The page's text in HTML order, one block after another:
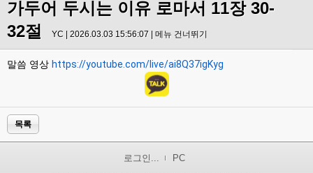
가두어 두시는 이유 로마서 11장 30-
32절
YC | 2026.03.03 15:56:07 | 메뉴 건너뛰기
말씀 영상 https://youtube.com/live/ai8Q37igKyg
목록
로그인... PC